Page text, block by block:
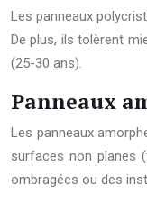
Les panneaux
De plus, ils tolèrent
(25-30 ans).
Panneaux
Les panneaux
surfaces non planes
ombragées ou des